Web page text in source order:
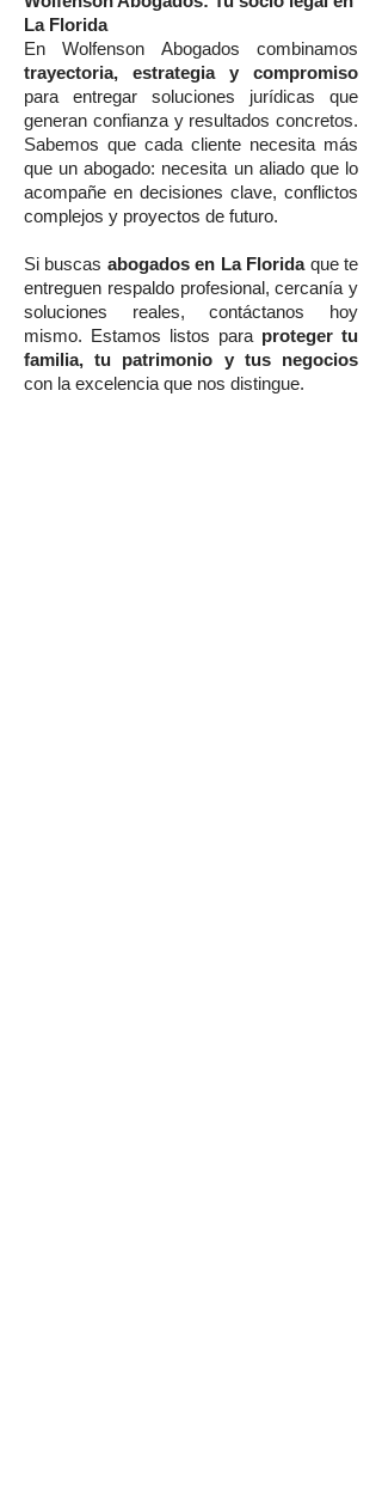
La Florida
En Wolfenson Abogados combinamos
trayectoria, estrategia y compromiso
para entregar soluciones jurídicas que
generan confianza y resultados concretos.
Sabemos que cada cliente necesita más
que un abogado: necesita un aliado que lo
acompañe en decisiones clave, conflictos
complejos y proyectos de futuro.
Si buscas abogados en La Floridaque te
entreguen respaldo profesional, cercanía y
soluciones reales, contáctanos hoy
mismo. Estamos listos para proteger tu
familia, tu patrimonio y tus negocios
con la excelencia que nos distingue.